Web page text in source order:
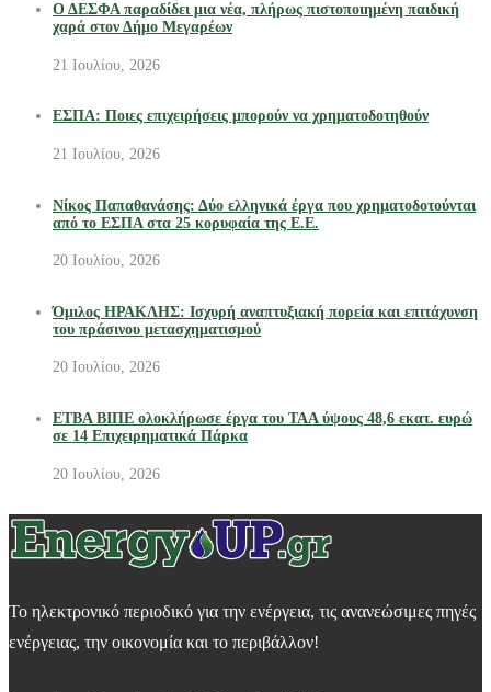
Ο ΔΕΣΦΑ παραδίδει μια νέα, πλήρως πιστοποιημένη παιδική
χαρά στον Δήμο Μεγαρέων
21 Ιουλίου, 2026
ΕΣΠΑ: Ποιες επιχειρήσεις μπορούν να χρηματοδοτηθούν
21 Ιουλίου, 2026
Νίκος Παπαθανάσης: Δύο ελληνικά έργα που χρηματοδοτούνται
από το ΕΣΠΑ στα 25 κορυφαία της Ε.Ε.
20 Ιουλίου, 2026
Όμιλος ΗΡΑΚΛΗΣ: Ισχυρή αναπτυξιακή πορεία και επιτάχυνση
του πράσινου μετασχηματισμού
20 Ιουλίου, 2026
ΕΤΒΑ ΒΙΠΕ ολοκλήρωσε έργα του ΤΑΑ ύψους 48,6 εκατ. ευρώ
σε 14 Επιχειρηματικά Πάρκα
20 Ιουλίου, 2026
Το ηλεκτρονικό περιοδικό για την ενέργεια, τις ανανεώσιμες πηγές
ενέργειας, την οικονομία και το περιβάλλον!